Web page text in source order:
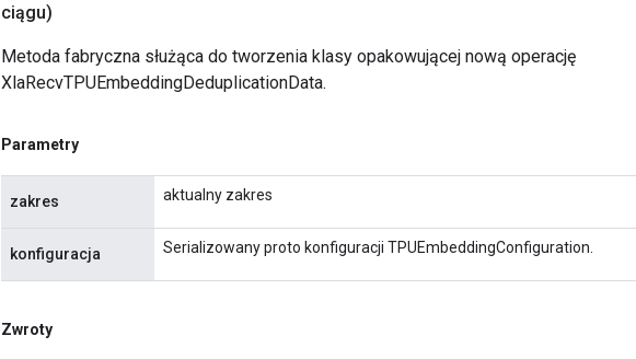
ciągu)
Metoda fabryczna służąca do tworzenia klasy opakowującej nową operację
XlaRecvTPUEmbeddingDeduplicationData.
Parametry
zakres aktualny zakres
konfiguracja Serializowany proto konfiguracji TPUEmbeddingConfiguration.
Zwroty